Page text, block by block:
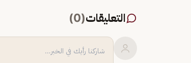
التعليقات(
0
)